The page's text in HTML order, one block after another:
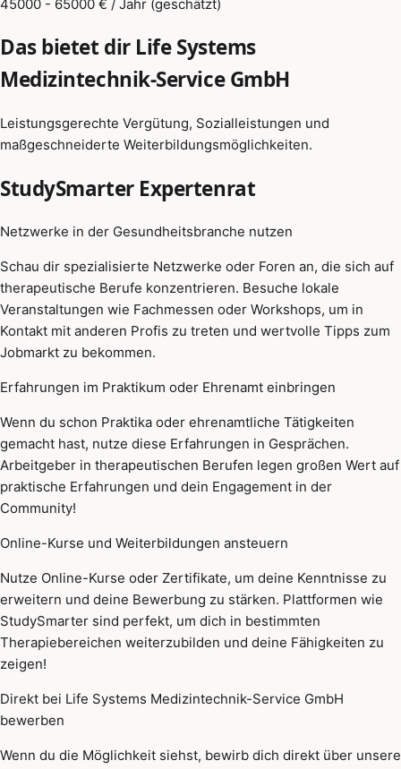
45000 - 65000 € / Jahr (geschätzt)
Das bietet dir Life Systems
Medizintechnik-Service GmbH
Leistungsgerechte Vergütung, Sozialleistungen und
maßgeschneiderte Weiterbildungsmöglichkeiten.
StudySmarter Expertenrat
Netzwerke in der Gesundheitsbranche nutzen
Schau dir spezialisierte Netzwerke oder Foren an, die sich auf
therapeutische Berufe konzentrieren. Besuche lokale
Veranstaltungen wie Fachmessen oder Workshops, um in
Kontakt mit anderen Profis zu treten und wertvolle Tipps zum
Jobmarkt zu bekommen.
Erfahrungen im Praktikum oder Ehrenamt einbringen
Wenn du schon Praktika oder ehrenamtliche Tätigkeiten
gemacht hast, nutze diese Erfahrungen in Gesprächen.
Arbeitgeber in therapeutischen Berufen legen großen Wert auf
praktische Erfahrungen und dein Engagement in der
Community!
Online-Kurse und Weiterbildungen ansteuern
Nutze Online-Kurse oder Zertifikate, um deine Kenntnisse zu
erweitern und deine Bewerbung zu stärken. Plattformen wie
StudySmarter sind perfekt, um dich in bestimmten
Therapiebereichen weiterzubilden und deine Fähigkeiten zu
zeigen!
Direkt bei Life Systems Medizintechnik-Service GmbH
bewerben
Wenn du die Möglichkeit siehst, bewirb dich direkt über unsere